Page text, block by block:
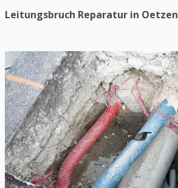
Leitungsbruch Reparatur in Oetzen